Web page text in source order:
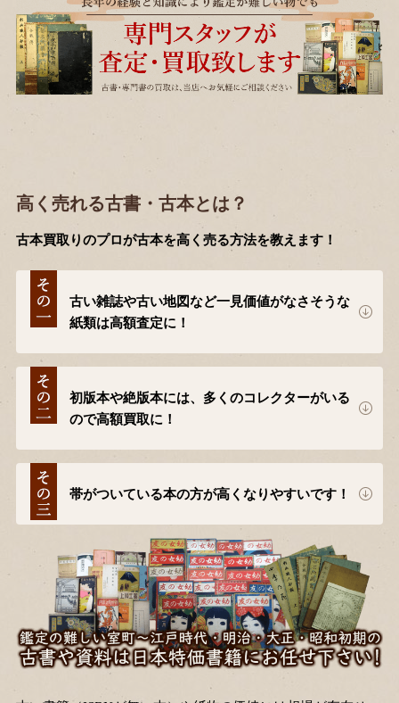
高く売れる古書・古本とは？
古本買取りのプロが古本を高く売る方法を教えます！
古い雑誌や古い地図など一見価値がなさそうな
紙類は高額査定に！
初版本や絶版本には、多くのコレクターがいる
ので高額買取に！
帯がついている本の方が高くなりやすいです！